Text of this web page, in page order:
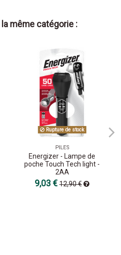
même catégorie :
Rupture de stock
PILES
Energizer - Lampe de
poche Touch Tech light -
2AA
9,03 €12,90 €